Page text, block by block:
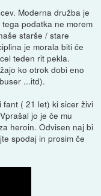
Moderna družba je
podatka ne morem
starše / stare
je morala biti če
teden rit pekla.
ko otrok dobi eno
...itd).
fant ( 21 let) ki sicer živi
jo je če mu
heroin. Odvisen naj bi
spodaj in prosim če